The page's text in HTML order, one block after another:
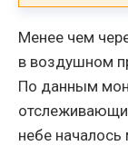
Менее чем
в воздушном
По данным
небе